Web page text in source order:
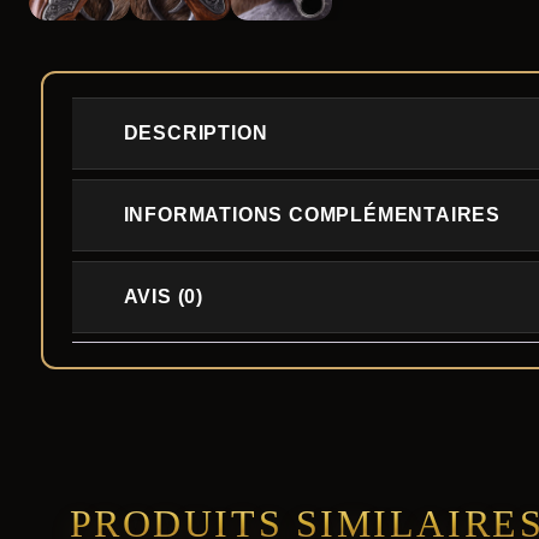
DESCRIPTION
INFORMATIONS COMPLÉMENTAIRES
AVIS (0)
PRODUITS